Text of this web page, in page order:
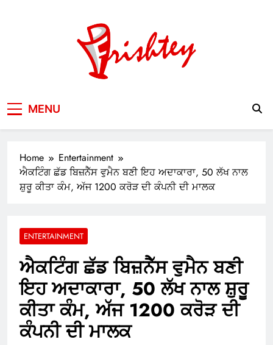
MENU
Home
Entertainment
ਐਕਟਿੰਗ ਛੱਡ ਬਿਜ਼ਨੈੱਸ ਵੁਮੈਨ ਬਣੀ ਇਹ ਅਦਾਕਾਰਾ, 50 ਲੱਖ ਨਾਲ
ਸ਼ੁਰੂ ਕੀਤਾ ਕੰਮ, ਅੱਜ 1200 ਕਰੋੜ ਦੀ ਕੰਪਨੀ ਦੀ ਮਾਲਕ
ENTERTAINMENT
ਐਕਟਿੰਗ ਛੱਡ ਬਿਜ਼ਨੈੱਸ ਵੁਮੈਨ ਬਣੀ
ਇਹ ਅਦਾਕਾਰਾ, 50 ਲੱਖ ਨਾਲ ਸ਼ੁਰੂ
ਕੀਤਾ ਕੰਮ, ਅੱਜ 1200 ਕਰੋੜ ਦੀ
ਕੰਪਨੀ ਦੀ ਮਾਲਕ